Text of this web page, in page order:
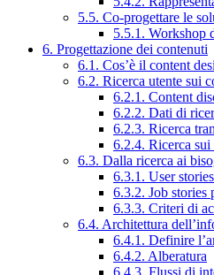
5.5. Co-progettare le
5.5.1. Workshop
6. Progettazione dei contenuti
6.1. Cos’è il content
6.2. Ricerca utente sui
6.2.1. Content
6.2.2. Dati di
6.2.3. Ricerca
6.2.4. Ricerca
6.3. Dalla ricerca ai
6.3.1. User
6.3.2. Job stories
6.3.3. Criteri di
6.4. Architettura
6.4.1. Definire
6.4.2. Alberatura
6.4.3. Flussi di